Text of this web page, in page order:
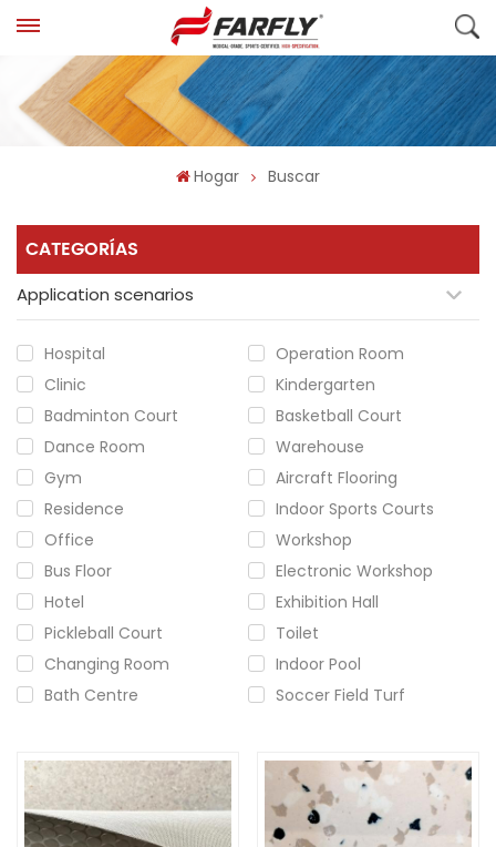
Hogar Buscar
CATEGORÍAS
Application scenarios
Hospital
Operation Room
Clinic
Kindergarten
Badminton Court
Basketball Court
Dance Room
Warehouse
Gym
Aircraft Flooring
Residence
Indoor Sports Courts
Office
Workshop
Bus Floor
Electronic Workshop
Hotel
Exhibition Hall
Pickleball Court
Toilet
Changing Room
Indoor Pool
Bath Centre
Soccer Field Turf